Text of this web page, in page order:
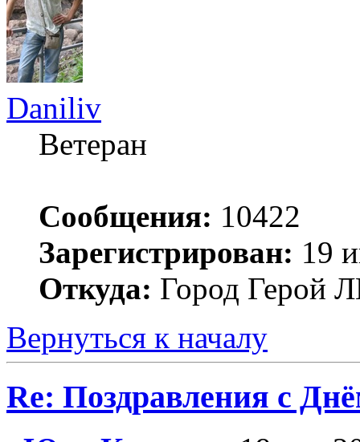
Daniliv
Ветеран
Сообщения: 10422
Зарегистрирован: 19
Откуда: Город Герой
Вернуться к началу
Re: Поздравления с